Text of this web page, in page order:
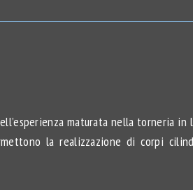
maturata nella torneria
la realizzazione di corpi